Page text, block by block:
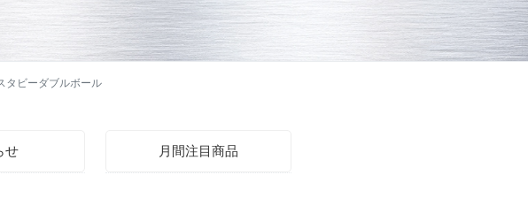
ビーダブルボール
せ 月間注目商品